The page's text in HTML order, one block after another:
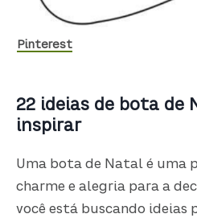
Pinterest
22 ideias de bota de
inspirar
Uma bota de Natal é uma
charme e alegria para a
você está buscando ideias